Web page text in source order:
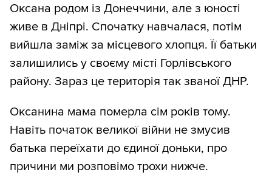
Оксана родом із Донеччини, але з юності
живе в Дніпрі. Спочатку навчалася, потім
вийшла заміж за місцевого хлопця. Її батьки
залишились у своєму місті Горлівського
району. Зараз це територія так званої ДНР.
Оксанина мама померла сім років тому.
Навіть початок великої війни не змусив
батька переїхати до єдиної доньки, про
причини ми розповімо трохи нижче.